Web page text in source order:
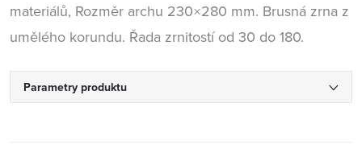
materiálů, Rozměr archu 230×280 mm. Brusná zrna z
umělého korundu. Řada zrnitostí od 30 do 180.
Parametry produktu